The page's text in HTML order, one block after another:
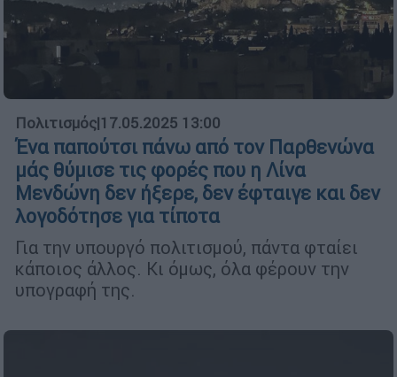
Πολιτισμός|17.05.2025 13:00
Ένα παπούτσι πάνω από τον Παρθενώνα
μάς θύμισε τις φορές που η Λίνα
Μενδώνη δεν ήξερε, δεν έφταιγε και δεν
λογοδότησε για τίποτα
Για την υπουργό πολιτισμού, πάντα φταίει
κάποιος άλλος. Κι όμως, όλα φέρουν την
υπογραφή της.